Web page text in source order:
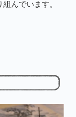
んでいます。